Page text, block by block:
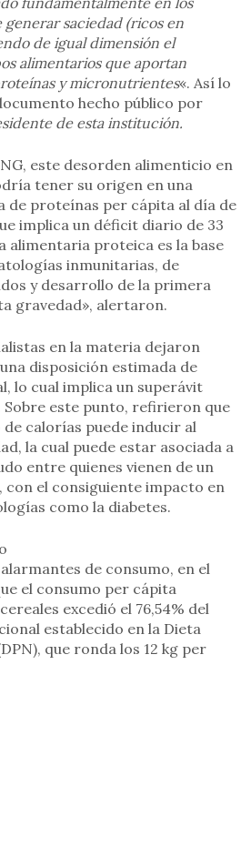
generar saciedad (ricos en
de igual dimensión el
alimentarios que aportan
y micronutrientes«. Así lo
hecho público por
de esta institución.
este desorden alimenticio en
tener su origen en una
de proteínas per cápita al día de
implica un déficit diario de 33
alimentaria proteica es la base
inmunitarias, de
y desarrollo de la primera
gravedad», alertaron.
en la materia dejaron
disposición estimada de
lo cual implica un superávit
Sobre este punto, refirieron que
de calorías puede inducir al
la cual puede estar asociada a
entre quienes vienen de un
el consiguiente impacto en
como la diabetes.
de consumo, en el
el consumo per cápita
excedió el 76,54% del
establecido en la Dieta
que ronda los 12 kg per